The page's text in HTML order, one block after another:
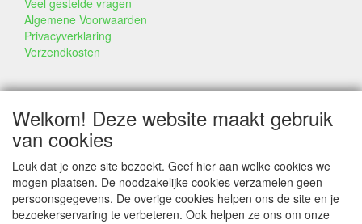
Algemene Voorwaarden
Privacyverklaring
Verzendkosten
BEDRIJF & INFO
Contact
Bedrijfsinfo
Portfolio
Disclaimer
Statement & Milieu
Taarten gemaakt met Dummies
Welkom! Deze website maakt gebruik
van cookies
Leuk dat je onze site bezoekt. Geef hier aan welke cookies we
mogen plaatsen. De noodzakelijke cookies verzamelen geen
persoonsgegevens. De overige cookies helpen ons de site en je
bezoekerservaring te verbeteren. Ook helpen ze ons om onze